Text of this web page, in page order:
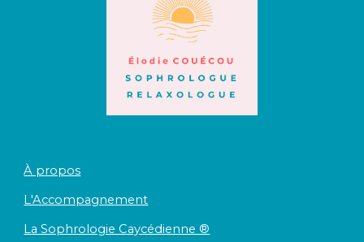
À propos
L'Accompagnement
La Sophrologie Caycédienne ®